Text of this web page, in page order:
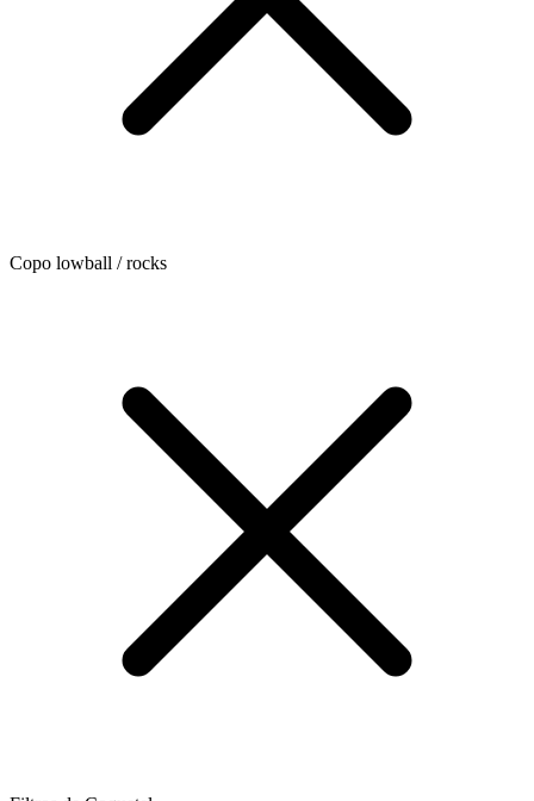
Copo lowball / rocks